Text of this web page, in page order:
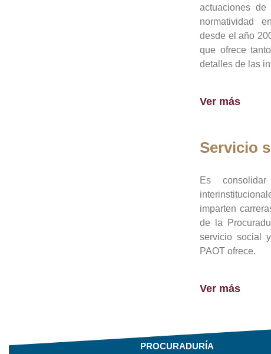
actuaciones
normatividad
desde el año
que ofrece
detalles de las
Ver más
Servicio
Es
imparten
de la
servicio social
PAOT ofrece.
Ver más
PROCURADURÍA